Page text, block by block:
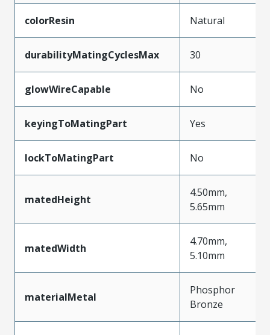
colorResin Natural
durabilityMatingCyclesMax 30
glowWireCapable No
keyingToMatingPart Yes
lockToMatingPart No
matedHeight
4.50mm,
5.65mm
matedWidth
4.70mm,
5.10mm
materialMetal
Phosphor
Bronze